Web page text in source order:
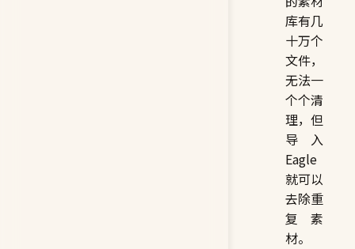
库有几
十万个
文件，
无法一
个个清
理，但
导入
Eagle
就可以
去除重
复素
材。